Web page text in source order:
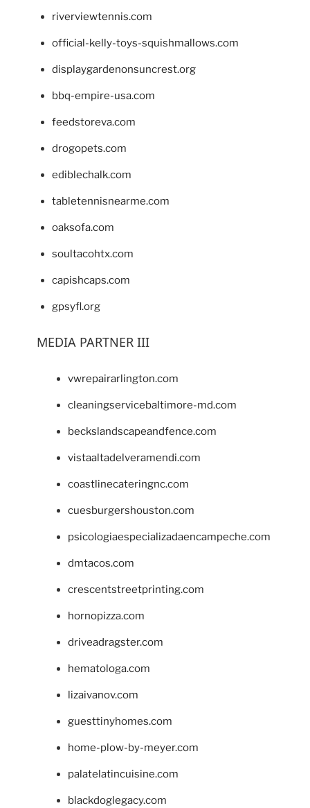
riverviewtennis.com
official-kelly-toys-squishmallows.com
displaygardenonsuncrest.org
bbq-empire-usa.com
feedstoreva.com
drogopets.com
ediblechalk.com
tabletennisnearme.com
oaksofa.com
soultacohtx.com
capishcaps.com
gpsyfl.org
MEDIA PARTNER III
vwrepairarlington.com
cleaningservicebaltimore-md.com
beckslandscapeandfence.com
vistaaltadelveramendi.com
coastlinecateringnc.com
cuesburgershouston.com
psicologiaespecializadaencampeche.com
dmtacos.com
crescentstreetprinting.com
hornopizza.com
driveadragster.com
hematologa.com
lizaivanov.com
guesttinyhomes.com
home-plow-by-meyer.com
palatelatincuisine.com
blackdoglegacy.com